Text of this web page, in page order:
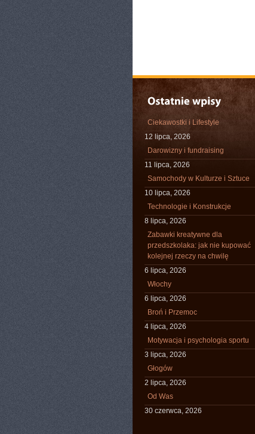
Ciekawostki i Lifestyle
12 lipca, 2026
Darowizny i fundraising
11 lipca, 2026
Samochody w Kulturze i Sztuce
10 lipca, 2026
Technologie i Konstrukcje
8 lipca, 2026
Zabawki kreatywne dla
przedszkolaka: jak nie kupować
kolejnej rzeczy na chwilę
6 lipca, 2026
Włochy
6 lipca, 2026
Broń i Przemoc
4 lipca, 2026
Motywacja i psychologia sportu
3 lipca, 2026
Głogów
2 lipca, 2026
Od Was
30 czerwca, 2026